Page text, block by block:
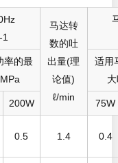
-1
马达转
数的吐
出量(理
论值)
ℓ/min
率的最
适用
200W 75W
0.5 1.4 0.4